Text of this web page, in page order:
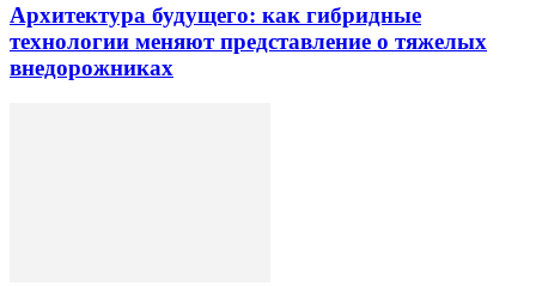
Архитектура будущего: как гибридные
технологии меняют представление о тяжелых
внедорожниках